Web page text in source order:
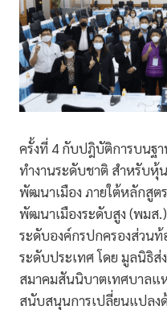
ครั้งที่ 4 กับปฎิบัติการบนฐา
ทำงานระดับชาติ สำหรับหุ้
พัฒนาเมือง ภายใต้หลักสู
พัฒนาเมืองระดับสูง (พมส
ระดับองค์กรปกครองส่วน
ระดับประเทศ โดย มูลนิธิส่
สมาคมสันนิบาตเทศบาลแ
สนับสนุนการเปลี่ยนแปลง